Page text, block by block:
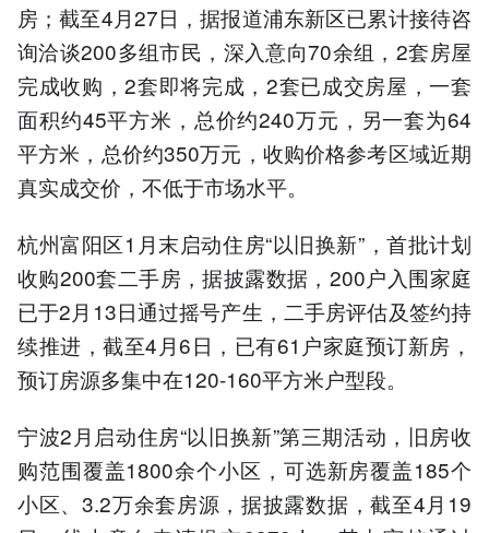
房；截至4月27日，据报道浦东新区已累计接待咨
询洽谈200多组市民，深入意向70余组，2套房屋
完成收购，2套即将完成，2套已成交房屋，一套
面积约45平方米，总价约240万元，另一套为64
平方米，总价约350万元，收购价格参考区域近期
真实成交价，不低于市场水平。
杭州富阳区1月末启动住房“以旧换新”，首批计划
收购200套二手房，据披露数据，200户入围家庭
已于2月13日通过摇号产生，二手房评估及签约持
续推进，截至4月6日，已有61户家庭预订新房，
预订房源多集中在120-160平方米户型段。
宁波2月启动住房“以旧换新”第三期活动，旧房收
购范围覆盖1800余个小区，可选新房覆盖185个
小区、3.2万余套房源，据披露数据，截至4月19